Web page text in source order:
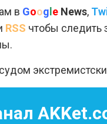
в Google News,
RSS чтобы следить